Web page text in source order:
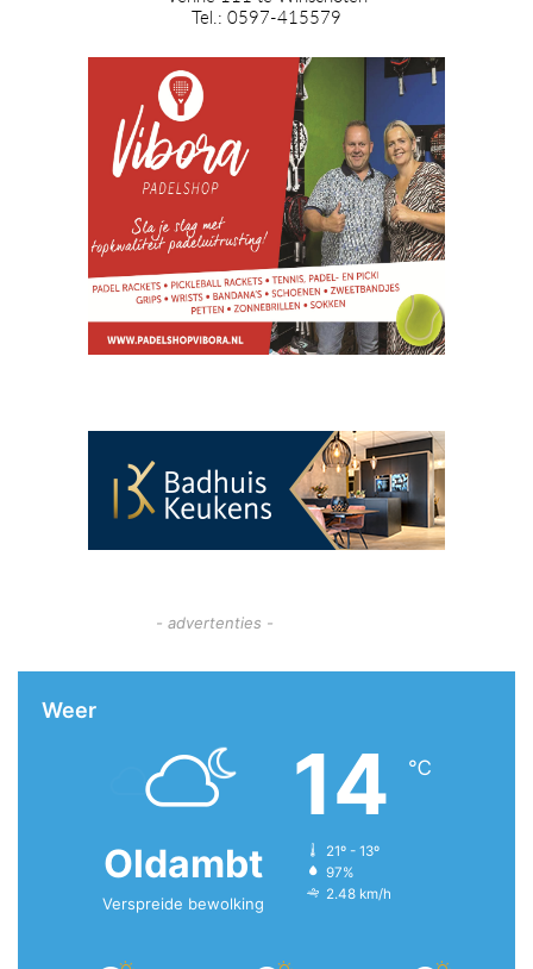
- advertenties -
Weer
Oldambt
Verspreide bewolking
14 ℃
21º - 13º
97%
2.48 km/h